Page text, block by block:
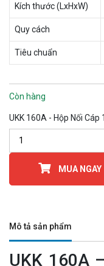
Kích thước (LxHxW)
Quy cách
Tiêu chuẩn
Còn hàng
UKK 160A - Hộp Nối
MUA NGAY
Mô tả sản phẩm
UKK 160A